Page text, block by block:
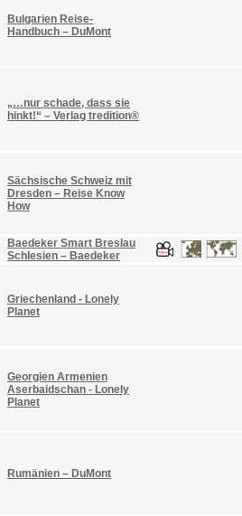
Bulgarien Reise-
Handbuch – DuMont
„…nur schade, dass sie
hinkt!“ – Verlag tredition®
Sächsische Schweiz mit
Dresden – Reise Know
How
Baedeker Smart Breslau
Schlesien – Baedeker
Griechenland - Lonely
Planet
Georgien Armenien
Aserbaidschan - Lonely
Planet
Rumänien – DuMont